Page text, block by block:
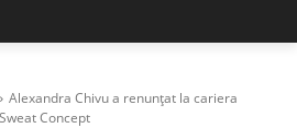
Alexandra Chivu a renunțat la cariera
Concept